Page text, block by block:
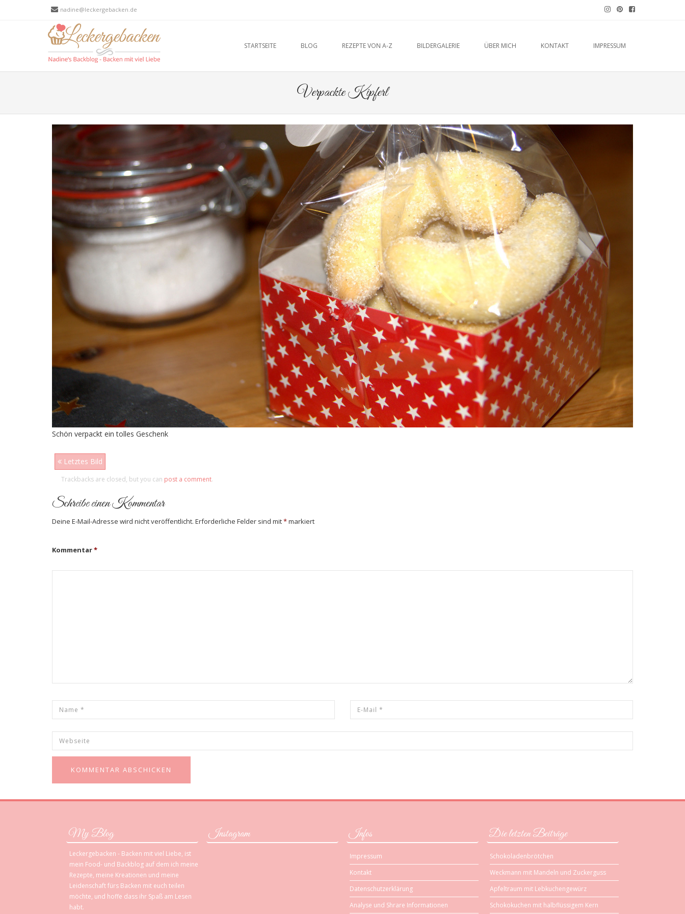
nadine@leckergebacken.de
SKIP TO CONTENTSTARTSEITE BLOG REZEPTE VON A-Z BILDERGALERIE ÜBER MICH KONTAKT IMPRESSUM
Verpackte Kipferl
Schön verpackt ein tolles Geschenk
Letztes Bild
Trackbacks are closed, but you can post a comment.
Schreibe einen Kommentar
Deine E-Mail-Adresse wird nicht veröffentlicht. Erforderliche Felder sind mit*markiert
Kommentar*
My Blog
Leckergebacken - Backen mit viel Liebe, ist
mein Food- und Backblog auf dem ich meine
Rezepte, meine Kreationen und meine
Leidenschaft fürs Backen mit euch teilen
möchte, und hoffe dass ihr Spaß am Lesen
habt.
Instagram Infos
Impressum
Kontakt
Datenschutzerklärung
Analyse und Shrare Informationen
Die letzten Beiträge
Schokoladenbrötchen
Weckmann mit Mandeln und Zuckerguss
Apfeltraum mit Lebkuchengewürz
Schokokuchen mit halbflüssigem Kern